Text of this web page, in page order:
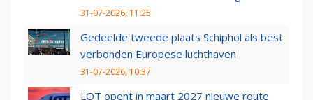
31-07-2026, 11:25
Gedeelde tweede plaats Schiphol als best
verbonden Europese luchthaven
31-07-2026, 10:37
LOT opent in maart 2027 nieuwe route